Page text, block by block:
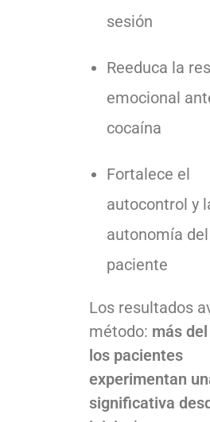
sesión
Reeduca la
emocional
cocaína
Fortalece el
autocontrol y
autonomía del
paciente
Los resultados
método: más
los pacientes
experimentan
significativa